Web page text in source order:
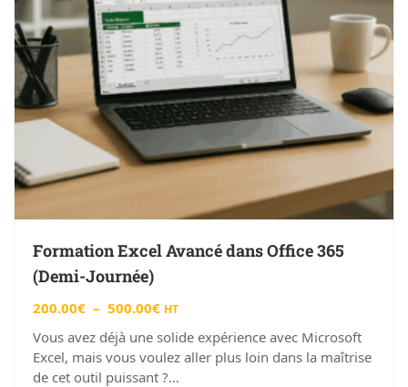
Formation Excel Avancé dans Office 365
(Demi-Journée)
200.00€ – 500.00€ HT
Vous avez déjà une solide expérience avec Microsoft
Excel, mais vous voulez aller plus loin dans la maîtrise
de cet outil puissant ?